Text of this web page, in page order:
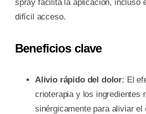
spray facilita la aplicación, incluso
difícil acceso.
Beneficios clave
Alivio rápido del dolor: El
crioterapia y los ingredientes
sinérgicamente para aliviar el